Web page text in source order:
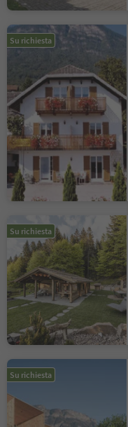
Su richiesta
Su richiesta
Su richiesta